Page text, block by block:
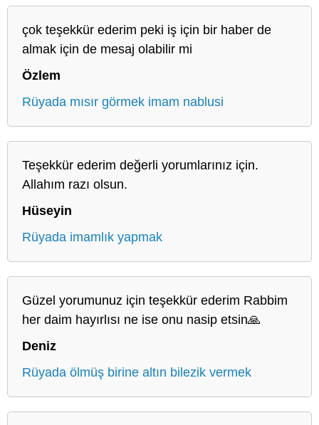
çok teşekkür ederim peki iş için bir haber de
almak için de mesaj olabilir mi
Özlem
Rüyada mısır görmek imam nablusi
Teşekkür ederim değerli yorumlarınız için.
Allahım razı olsun.
Hüseyin
Rüyada imamlık yapmak
Güzel yorumunuz için teşekkür ederim Rabbim
her daim hayırlısı ne ise onu nasip etsin🙏
Deniz
Rüyada ölmüş birine altın bilezik vermek